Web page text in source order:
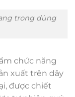
trong dùng
chức năng
xuất trên dây
được chiết